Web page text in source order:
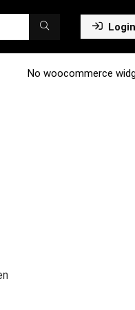
No woocommerce